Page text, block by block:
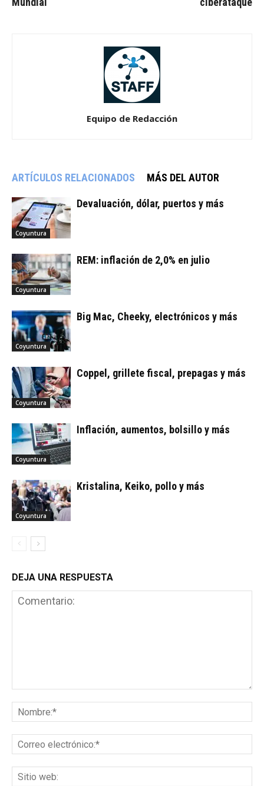
Equipo de Redacción
ARTÍCULOS RELACIONADOS MÁS DEL AUTOR
Coyuntura
Devaluación, dólar, puertos y más
Coyuntura
REM: inflación de 2,0% en julio
Coyuntura
Big Mac, Cheeky, electrónicos y más
Coyuntura
Coppel, grillete fiscal, prepagas y más
Coyuntura
Inflación, aumentos, bolsillo y más
Coyuntura
Kristalina, Keiko, pollo y más
DEJA UNA RESPUESTA